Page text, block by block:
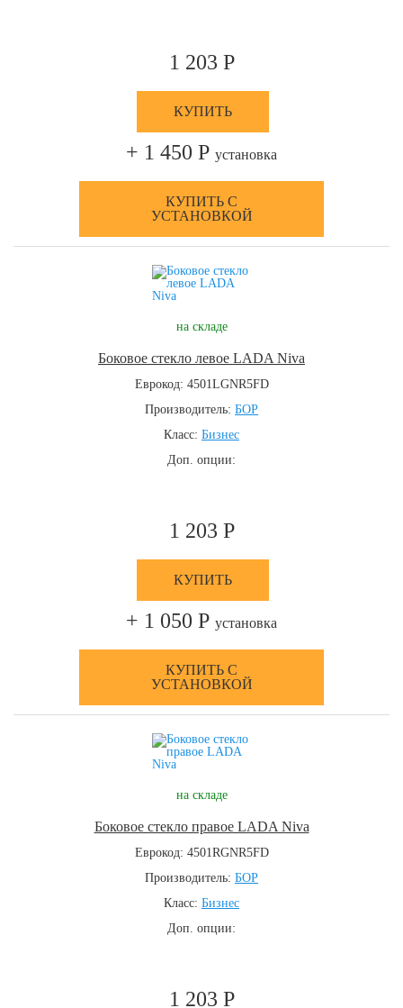
1 203 Р
КУПИТЬ
+ 1 450 Р установка
КУПИТЬ С
УСТАНОВКОЙ
на складе
Боковое стекло левое LADA Niva
Еврокод: 4501LGNR5FD
Производитель: БОР
Класс: Бизнес
Доп. опции:
1 203 Р
КУПИТЬ
+ 1 050 Р установка
КУПИТЬ С
УСТАНОВКОЙ
на складе
Боковое стекло правое LADA Niva
Еврокод: 4501RGNR5FD
Производитель: БОР
Класс: Бизнес
Доп. опции:
1 203 Р